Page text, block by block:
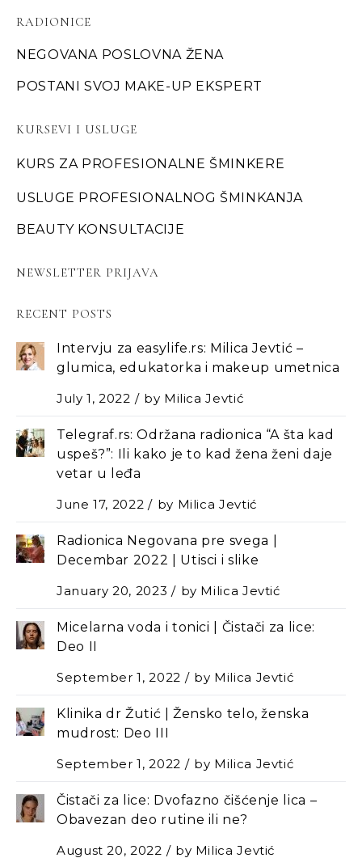
RADIONICE
NEGOVANA POSLOVNA ŽENA
POSTANI SVOJ MAKE-UP EKSPERT
KURSEVI I USLUGE
KURS ZA PROFESIONALNE ŠMINKERE
USLUGE PROFESIONALNOG ŠMINKANJA
BEAUTY KONSULTACIJE
NEWSLETTER PRIJAVA
RECENT POSTS
Intervju za easylife.rs: Milica Jevtić –
glumica, edukatorka i makeup umetnica
July 1, 2022
by Milica Jevtić
Telegraf.rs: Održana radionica “A šta kad
uspeš?”: Ili kako je to kad žena ženi daje
vetar u leđa
June 17, 2022
by Milica Jevtić
Radionica Negovana pre svega |
Decembar 2022 | Utisci i slike
January 20, 2023
by Milica Jevtić
Micelarna voda i tonici | Čistači za lice:
Deo II
September 1, 2022
by Milica Jevtić
Klinika dr Žutić | Žensko telo, ženska
mudrost: Deo III
September 1, 2022
by Milica Jevtić
Čistači za lice: Dvofazno čišćenje lica –
Оbavezan deo rutine ili ne?
August 20, 2022
by Milica Jevtić